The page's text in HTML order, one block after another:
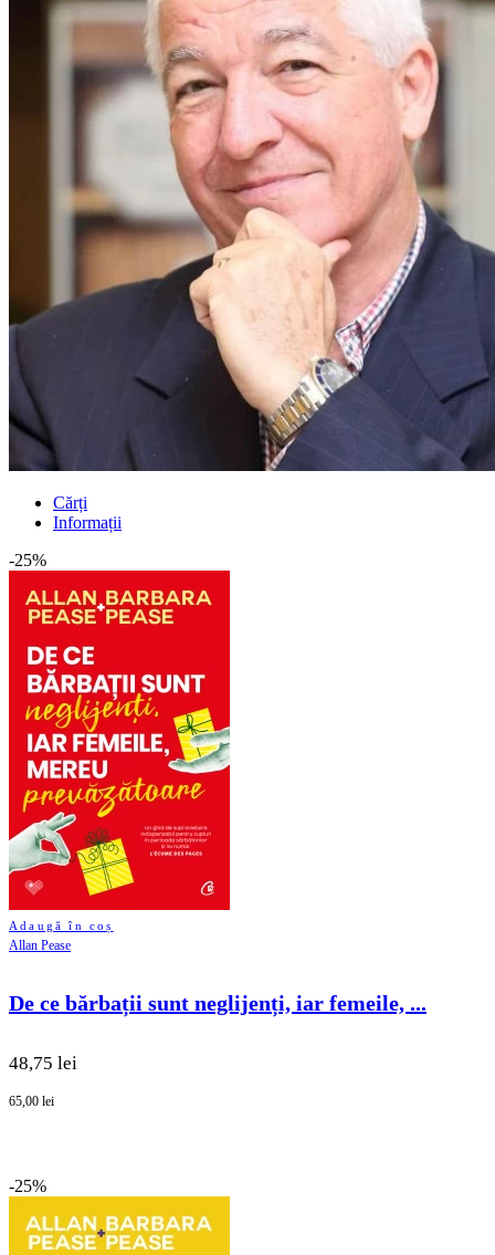
Cărți
Informații
-25%
Adaugă în coș
Allan Pease
De ce bărbații sunt neglijenți, iar femeile, ...
48,75 lei
65,00 lei
-25%